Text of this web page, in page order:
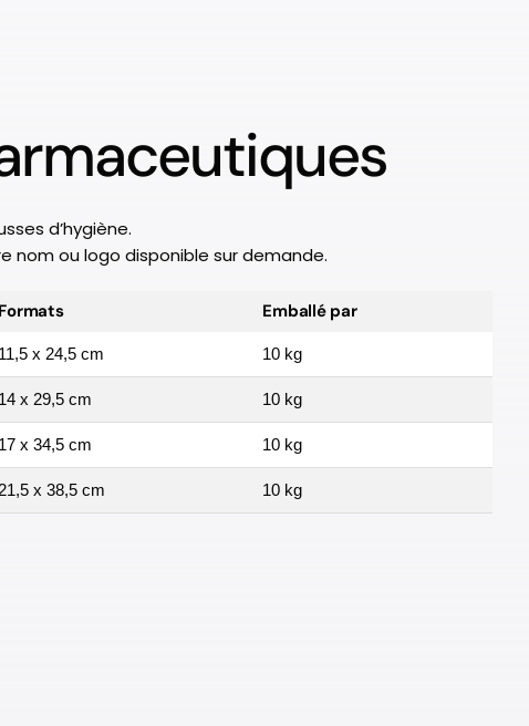
d’hygiène.
nom ou logo disponible sur demande.
Formats Emballé par
11,5 x 24,5 cm 10 kg
14 x 29,5 cm 10 kg
17 x 34,5 cm 10 kg
21,5 x 38,5 cm
10 kg